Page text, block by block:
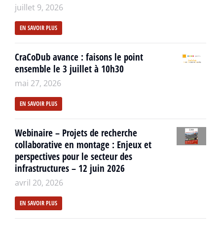
juillet 9, 2026
EN SAVOIR PLUS
CraCoDub avance : faisons le point
ensemble le 3 juillet à 10h30
mai 27, 2026
EN SAVOIR PLUS
Webinaire – Projets de recherche
collaborative en montage : Enjeux et
perspectives pour le secteur des
infrastructures – 12 juin 2026
avril 20, 2026
EN SAVOIR PLUS